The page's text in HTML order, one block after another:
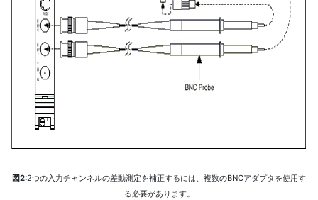
図2:2つの入力チャンネルの差動測定を補正するには、複数のBNCアダプタを使用す
る必要があります。